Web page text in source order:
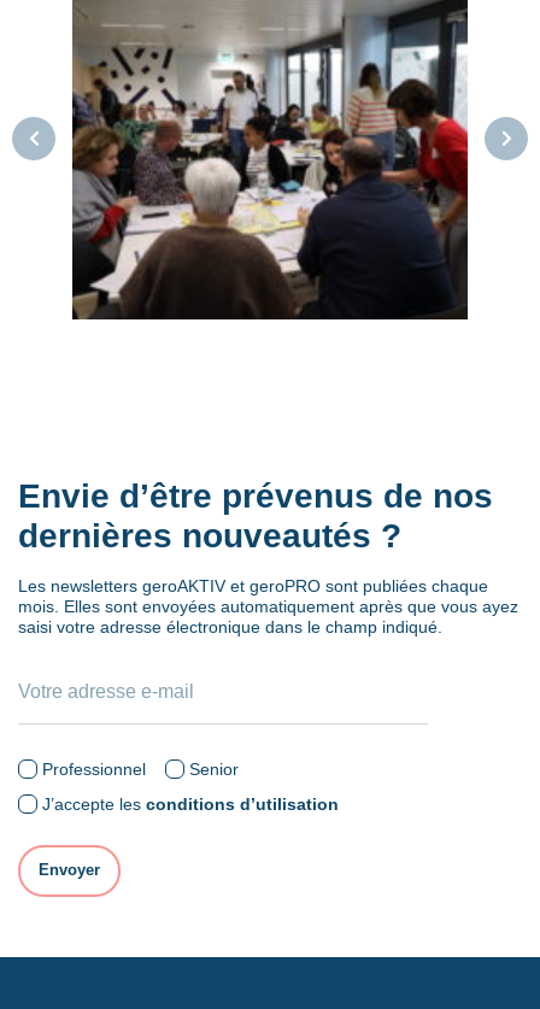
Envie d’être prévenus de nos
dernières nouveautés ?
Les newsletters geroAKTIV et geroPRO sont publiées chaque
mois. Elles sont envoyées automatiquement après que vous ayez
saisi votre adresse électronique dans le champ indiqué.
Professionnel
Senior
J’accepte les conditions d’utilisation